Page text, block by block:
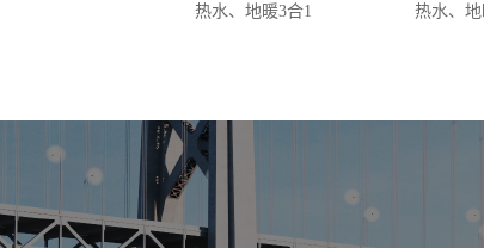
热水、地暖3合1
热水、地